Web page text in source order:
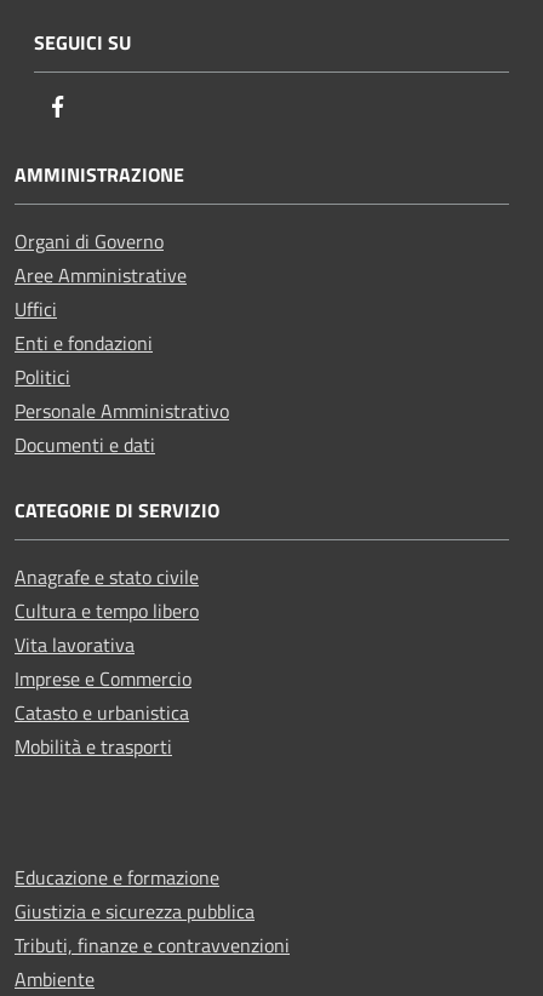
SEGUICI SU
AMMINISTRAZIONE
Organi di Governo
Aree Amministrative
Uffici
Enti e fondazioni
Politici
Personale Amministrativo
Documenti e dati
CATEGORIE DI SERVIZIO
Anagrafe e stato civile
Cultura e tempo libero
Vita lavorativa
Imprese e Commercio
Catasto e urbanistica
Mobilità e trasporti
Educazione e formazione
Giustizia e sicurezza pubblica
Tributi, finanze e contravvenzioni
Ambiente